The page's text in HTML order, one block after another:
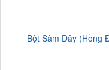
Bột Sâm Dây (Hồng